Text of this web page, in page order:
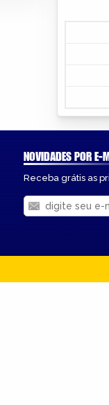
NOVIDADES POR E-
Receba grátis as